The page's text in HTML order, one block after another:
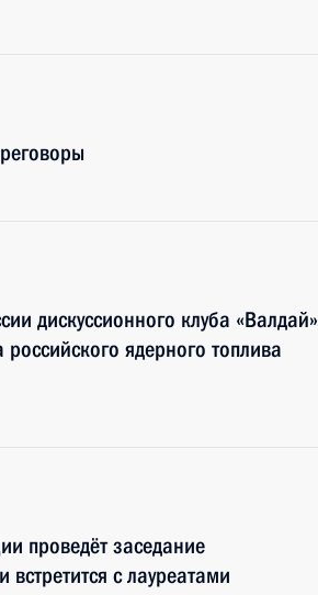
дискуссионного клуба «Валдай»
ядерного топлива
проведёт заседание
встретится с лауреатами